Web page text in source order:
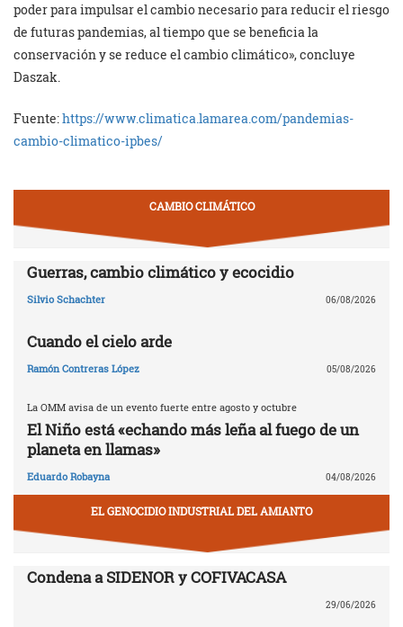
poder para impulsar el cambio necesario para reducir el riesgo
de futuras pandemias, al tiempo que se beneficia la
conservación y se reduce el cambio climático», concluye
Daszak.
Fuente:https://www.climatica.lamarea.com/pandemias-
cambio-climatico-ipbes/
CAMBIO CLIMÁTICO
Guerras, cambio climático y ecocidio
Silvio Schachter 06/08/2026
Cuando el cielo arde
Ramón Contreras López 05/08/2026
La OMM avisa de un evento fuerte entre agosto y octubre
El Niño está «echando más leña al fuego de un
planeta en llamas»
Eduardo Robayna 04/08/2026
EL GENOCIDIO INDUSTRIAL DEL AMIANTO
Condena a SIDENOR y COFIVACASA
29/06/2026